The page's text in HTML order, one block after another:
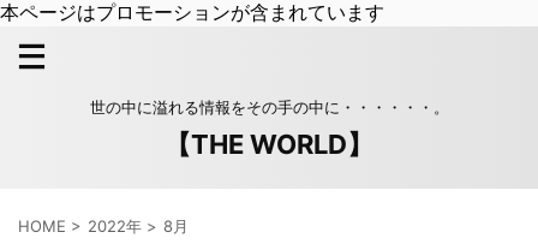
本ページはプロモーションが含まれています
世の中に溢れる情報をその手の中に・・・・・・。
【THE WORLD】
HOME > 2022年 > 8月